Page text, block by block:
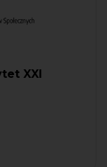
XXI